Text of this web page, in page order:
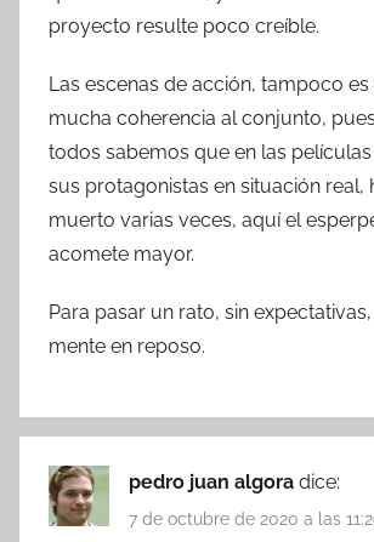
proyecto resulte poco creíble.
Las escenas de acción, tampoco
mucha coherencia al conjunto,
todos sabemos que en las
sus protagonistas en situación real,
muerto varias veces, aquí el
acomete mayor.
Para pasar un rato, sin
mente en reposo.
pedro juan algora dice:
7 de octubre de 2020 a las